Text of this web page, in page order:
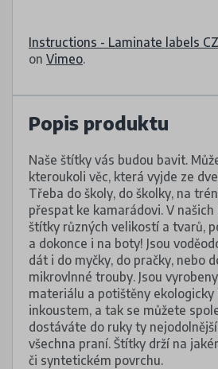
Instructions - Laminate labels CZ
on Vimeo.
Popis produktu
Naše štítky vás budou bavit.
kteroukoli věc, která vyjde ze
Třeba do školy, do školky, na
přespat ke kamarádovi. V
štítky různých velikostí a tvarů,
a dokonce i na boty! Jsou
dát i do myčky, do pračky, nebo
mikrovlnné trouby. Jsou
materiálu a potištěny ekologicky
inkoustem, a tak se můžete
dostáváte do ruky ty
všechna praní. Štítky drží na
či syntetickém povrchu.